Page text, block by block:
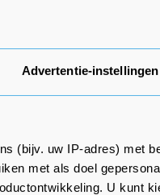
Advertentie-instellingen
(bijv. uw IP-adres) met
met als doel
U kunt